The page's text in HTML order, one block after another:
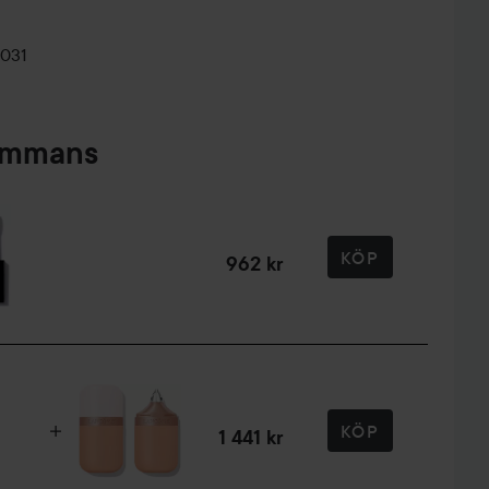
att stödja dagligt skydd mot UV-exponering
från mitten och tona utåt för ett jämnt resultat
och rekommenderas för alla åldrar
962 kr KÖP
1 441 kr KÖP